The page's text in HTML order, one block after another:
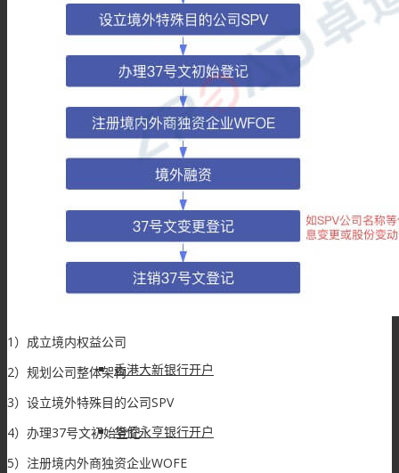
银行开户
银行开户服务
汇丰银行开户
香港建设银行开户
香港大新银行开户
华侨永亨银行开户
1）成立境内权益公司
2）规划公司整体架构
3）设立境外特殊目的公司SPV
4）办理37号文初始登记
5）注册境内外商独资企业WOFE